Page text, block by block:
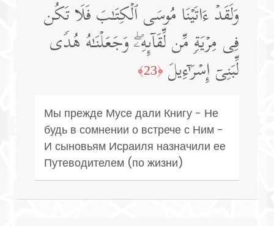
وَلَقَدۡ ءَاتَیۡنَا مُوسَى ٱلۡكِتَـٰبَ فَلَا تَكُن
فِی مِرۡیَةࣲ مِّن لِّقَاۤىِٕهِۦۖ وَجَعَلۡنَـٰهُ هُدࣰى
لِّبَنِیۤ إِسۡرَ ٰ⁠ۤءِیلَ ﴿23﴾
Мы прежде Мусе дали Книгу - Не
будь в сомнении о встрече с Ним -
И сыновьям Исраиля назначили ее
Путеводителем (по жизни)